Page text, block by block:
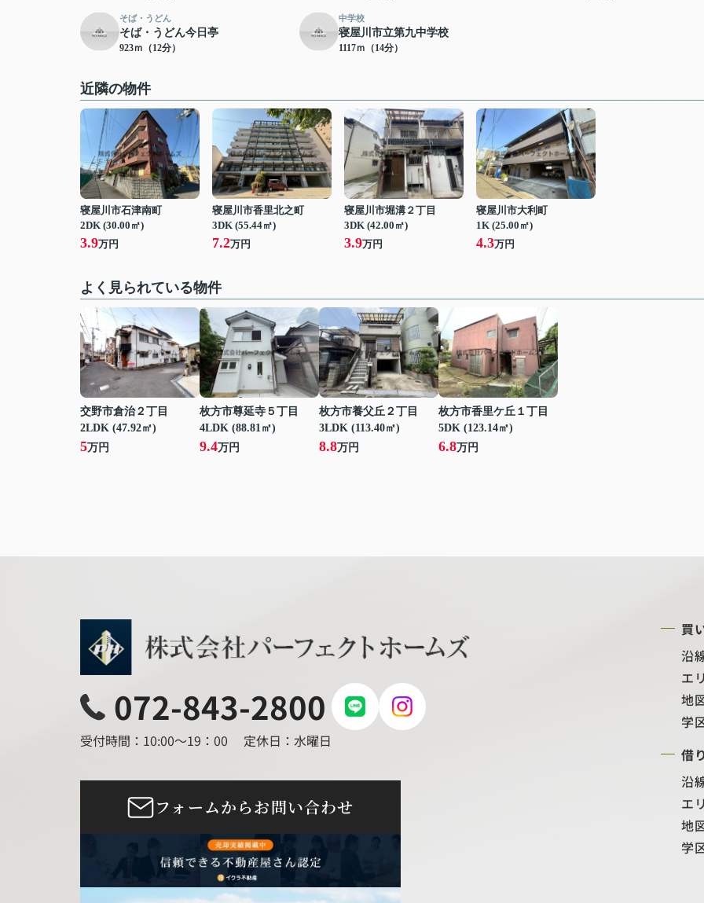
そば・うどん
そば・うどん今日亭
923ｍ（12分）
中学校
寝屋川市立第九中学校
1117ｍ（14分）
近隣の物件
寝屋川市石津南町
2DK (30.00㎡)
3.9万円
寝屋川市香里北之町
3DK (55.44㎡)
7.2万円
寝屋川市堀溝２丁目
3DK (42.00㎡)
3.9万円
寝屋川市大利町
1K (25.00㎡)
4.3万円
よく見られている物件
交野市倉治２丁目
2LDK (47.92㎡)
5万円
枚方市尊延寺５丁目
4LDK (88.81㎡)
9.4万円
枚方市養父丘２丁目
3LDK (113.40㎡)
8.8万円
枚方市香里ケ丘１丁目
5DK (123.14㎡)
6.8万円
072-843-2800
受付時間：10:00～19：00 定休日：水曜日
フォームからお問い合わせ
買
沿
エ
地
学
借
沿
エ
地
学